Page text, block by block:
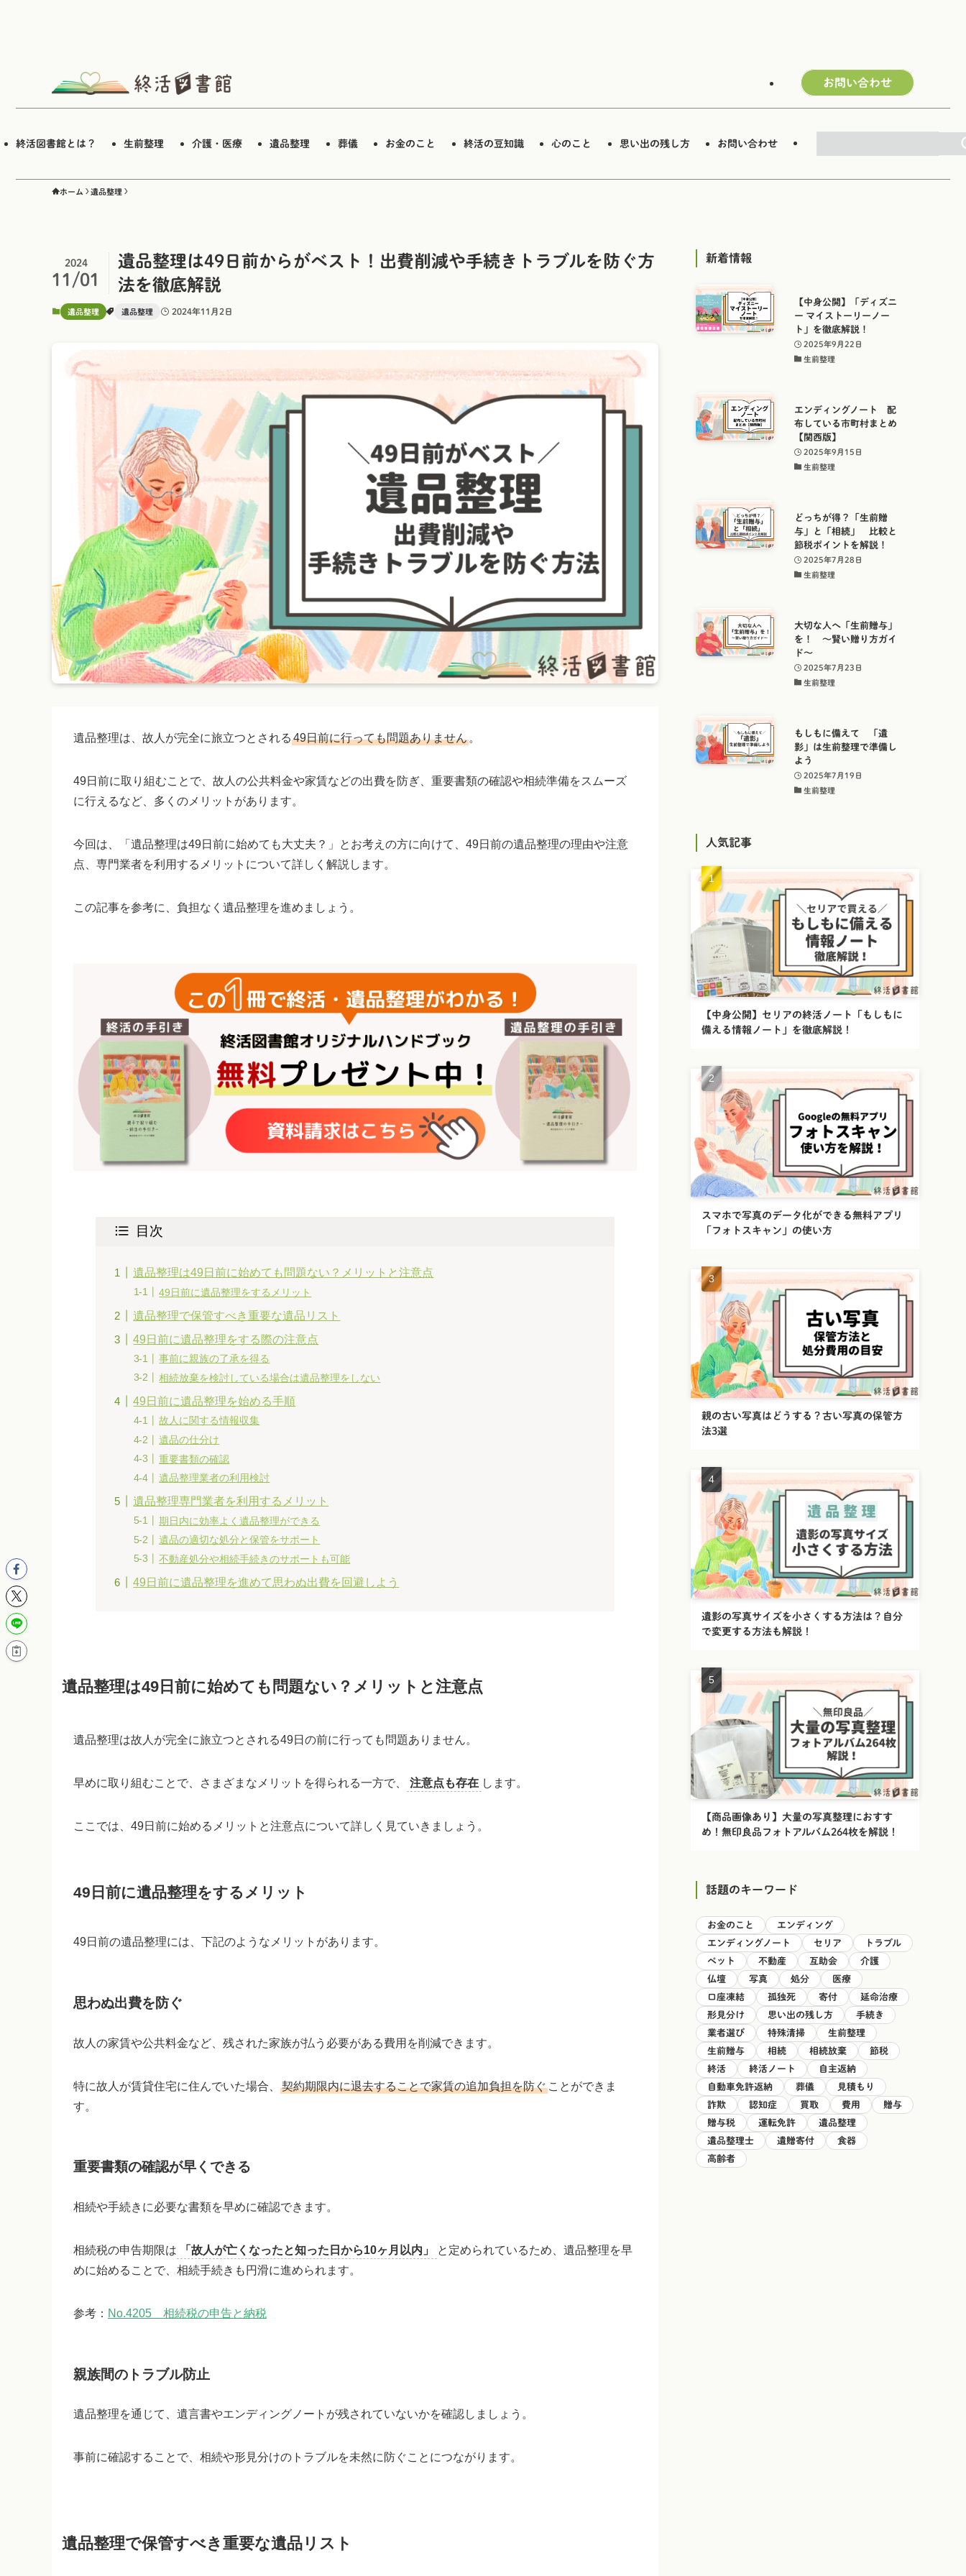
お問い合わせ
終活図書館とは？ 生前整理 介護・医療 遺品整理 葬儀 お金のこと 終活の豆知識 心のこと 思い出の残し方 お問い合わせ
ホーム 遺品整理
遺品整理は49日前からがベスト！出費削減や手続きトラブルを防ぐ方
法を徹底解説
2024
11/01
遺品整理 遺品整理 2024年11月2日
遺品整理は、故人が完全に旅立つとされる 49日前に行っても問題ありません 。
49日前に取り組むことで、故人の公共料金や家賃などの出費を防ぎ、重要書類の確認や相続準備をスムーズ
に行えるなど、多くのメリットがあります。
今回は、「遺品整理は49日前に始めても大丈夫？」とお考えの方に向けて、49日前の遺品整理の理由や注意
点、専門業者を利用するメリットについて詳しく解説します。
この記事を参考に、負担なく遺品整理を進めましょう。
目次
遺品整理は49日前に始めても問題ない？メリットと注意点
49日前に遺品整理をするメリット
遺品整理で保管すべき重要な遺品リスト
49日前に遺品整理をする際の注意点
事前に親族の了承を得る
相続放棄を検討している場合は遺品整理をしない
49日前に遺品整理を始める手順
故人に関する情報収集
遺品の仕分け
重要書類の確認
遺品整理業者の利用検討
遺品整理専門業者を利用するメリット
期日内に効率よく遺品整理ができる
遺品の適切な処分と保管をサポート
不動産処分や相続手続きのサポートも可能
49日前に遺品整理を進めて思わぬ出費を回避しよう
遺品整理は49日前に始めても問題ない？メリットと注意点
遺品整理は故人が完全に旅立つとされる49日の前に行っても問題ありません。
早めに取り組むことで、さまざまなメリットを得られる一方で、 注意点も存在 します。
ここでは、49日前に始めるメリットと注意点について詳しく見ていきましょう。
49日前に遺品整理をするメリット
49日前の遺品整理には、下記のようなメリットがあります。
思わぬ出費を防ぐ
故人の家賃や公共料金など、残された家族が払う必要がある費用を削減できます。
特に故人が賃貸住宅に住んでいた場合、 契約期限内に退去することで家賃の追加負担を防ぐ ことができま
す。
重要書類の確認が早くできる
相続や手続きに必要な書類を早めに確認できます。
相続税の申告期限は 「故人が亡くなったと知った日から10ヶ月以内」
と定められているため、遺品整理を早
めに始めることで、相続手続きも円滑に進められます。
参考： No.4205 相続税の申告と納税
親族間のトラブル防止
遺品整理を通じて、遺言書やエンディングノートが残されていないかを確認しましょう。
事前に確認することで、相続や形見分けのトラブルを未然に防ぐことにつながります。
遺品整理で保管すべき重要な遺品リスト
新着情報
【中身公開】「ディズニ
ー マイストーリーノー
ト」を徹底解説！
2025年9月22日
生前整理
エンディングノート 配
布している市町村まとめ
【関西版】
2025年9月15日
生前整理
どっちが得？「生前贈
与」と「相続」 比較と
節税ポイントを解説！
2025年7月28日
生前整理
大切な人へ「生前贈与」
を！ ～賢い贈り方ガイ
ド～
2025年7月23日
生前整理
もしもに備えて 「遺
影」は生前整理で準備し
よう
2025年7月19日
生前整理
人気記事
【中身公開】セリアの終活ノート「もしもに
備える情報ノート」を徹底解説！
スマホで写真のデータ化ができる無料アプリ
「フォトスキャン」の使い方
親の古い写真はどうする？古い写真の保管方
法3選
遺影の写真サイズを小さくする方法は？自分
で変更する方法も解説！
【商品画像あり】大量の写真整理におすす
め！無印良品フォトアルバム264枚を解説！
話題のキーワード
お金のこと
エンディング
エンディングノート
セリア
トラブル
ペット
不動産 互助会
介護
仏壇
写真 処分
医療
口座凍結
孤独死 寄付
延命治療
形見分け
思い出の残し方
手続き
業者選び
特殊清掃
生前整理
生前贈与
相続 相続放棄
節税
終活
終活ノート
自主返納
自動車免許返納
葬儀
見積もり
詐欺
認知症 買取 費用
贈与
贈与税
運転免許
遺品整理
遺品整理士
遺贈寄付
食器
高齢者